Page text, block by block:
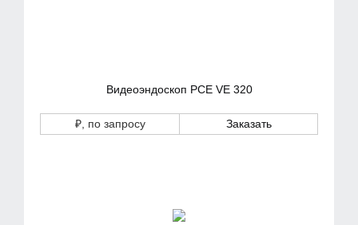
Видеоэндоскоп PCE VE 320
₽, по запросу Заказать